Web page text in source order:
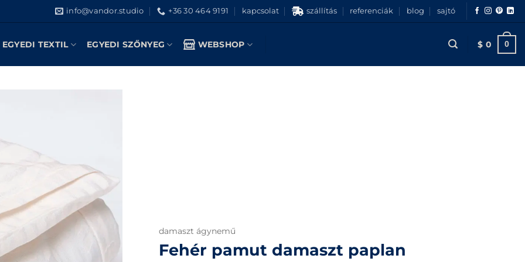
info@vandor.studio +36 30 464 9191 kapcsolat szállítás referenciák blog sajtó
EGYEDI TEXTIL EGYEDI SZŐNYEG WEBSHOP $ 0 0
damaszt ágynemű
Fehér pamut damaszt paplan